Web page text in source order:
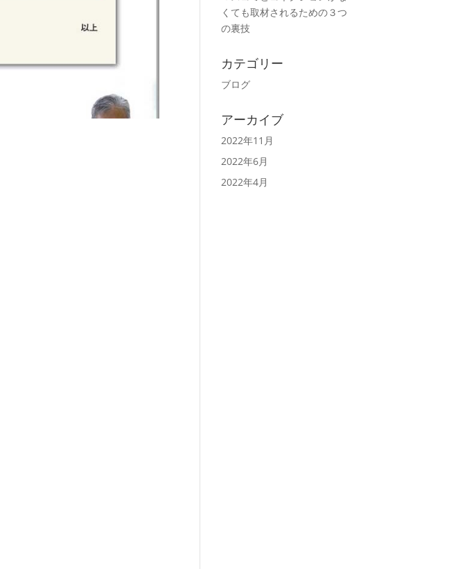
くても取材されるための３つ
の裏技
カテゴリー
ブログ
アーカイブ
2022年11月
2022年6月
2022年4月